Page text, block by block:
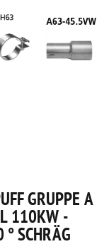
GRUPPE A
110KW -
SCHRÄG